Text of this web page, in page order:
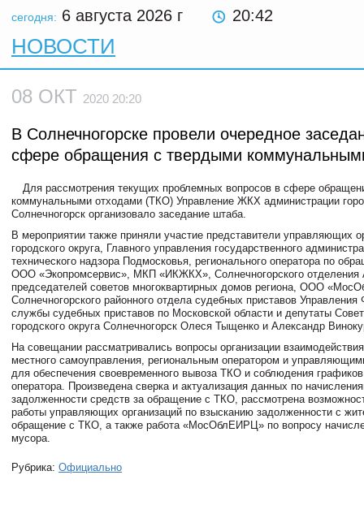
сегодня: 6 августа 2026 г 20:42
НОВОСТИ
08 ОКТ 2020 20:20
В Солнечногорске провели очередное
сфере обращения с твердыми
Для рассмотрения текущих проблемных вопросов в сфере
коммунальными отходами (ТКО) Управление ЖКХ администрации
Солнечногорск организовало заседание штаба.
В мероприятии также приняли участие представители управляющих
городского округа, Главного управления государственного
технического надзора Подмосковья, регионального оператора по
ООО «Экопромсервис», МКП «ИКЖКХ», Солнечногорского отделения
председателей советов многоквартирных домов региона, ООО
Солнечногорского районного отдела судебных приставов
службы судебных приставов по Московской области и депутаты
городского округа Солнечногорск Олеся Тыщенко и Александр
На совещании рассматривались вопросы организации
местного самоуправления, региональным оператором и
для обеспечения своевременного вывоза ТКО и соблюдения
оператора. Произведена сверка и актуализация данных по
задолженности средств за обращение с ТКО, рассмотрена
работы управляющих организаций по взысканию задолженности с
обращение с ТКО, а также работа «МосОблЕИРЦ» по вопросу
мусора.
Рубрика: Официально